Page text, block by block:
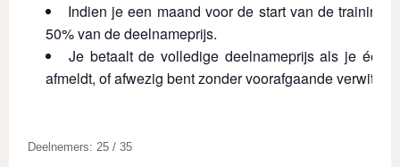
Indien je een maand voor de start van de training
50% van de deelnameprijs.
Je betaalt de volledige deelnameprijs als je één
afmeldt, of afwezig bent zonder voorafgaande
Deelnemers: 25 / 35